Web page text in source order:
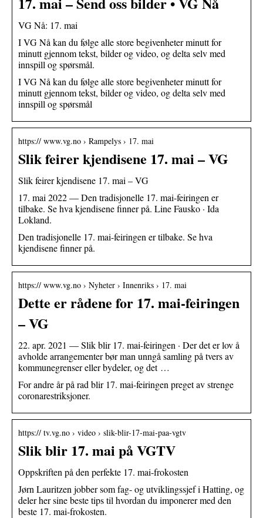
VG Nå: 17. mai
I VG Nå kan du følge alle store begivenheter minutt for
minutt gjennom tekst, bilder og video, og delta selv med
innspill og spørsmål.
I VG Nå kan du følge alle store begivenheter minutt for
minutt gjennom tekst, bilder og video, og delta selv med
innspill og spørsmål
https:// www.vg.no › Rampelys › 17. mai
Slik feirer kjendisene 17. mai – VG
Slik feirer kjendisene 17. mai – VG
17. mai 2022 — Den tradisjonelle 17. mai-feiringen er
tilbake. Se hva kjendisene finner på. Line Fausko · Ida
Lokland.
Den tradisjonelle 17. mai-feiringen er tilbake. Se hva
kjendisene finner på.
https:// www.vg.no › Nyheter › Innenriks › 17. mai
Dette er rådene for 17. mai-feiringen
– VG
22. apr. 2021 — Slik blir 17. mai-feiringen · Der det er lov å
avholde arrangementer bør man unngå samling på tvers av
kommunegrenser eller bydeler, og det …
For andre år på rad blir 17. mai-feiringen preget av strenge
coronarestriksjoner.
https:// tv.vg.no › video › slik-blir-17-mai-paa-vgtv
Slik blir 17. mai på VGTV
Oppskriften på den perfekte 17. mai-frokosten
Jørn Lauritzen jobber som fag- og utviklingssjef i Hatting, og
deler her sine beste tips til hvordan du imponerer med den
beste 17. mai-frokosten.